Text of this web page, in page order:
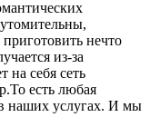
нечто
из-за
на себя сеть
есть любая
наших услугах. И мы